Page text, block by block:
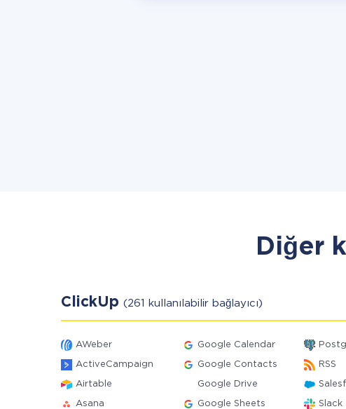
Diğer
ClickUp (261 kullanılabilir bağlayıcı)
AWeber Google Calendar
ActiveCampaign Google Contacts RSS
Airtable Google Drive
Asana Google Sheets Slack